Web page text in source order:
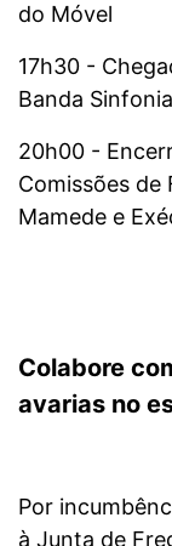
do Móvel
17h30 -
Banda
20h00 -
Comissões de
Mamede e
Colabore
avarias no
Por
à Junta de